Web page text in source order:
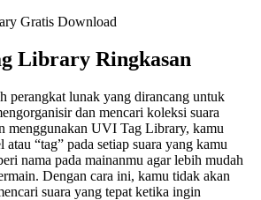
Library Ringkasan
perangkat lunak yang dirancang untuk
dan mencari koleksi suara
menggunakan UVI Tag Library, kamu
“tag” pada setiap suara yang kamu
nama pada mainanmu agar lebih mudah
Dengan cara ini, kamu tidak akan
suara yang tepat ketika ingin